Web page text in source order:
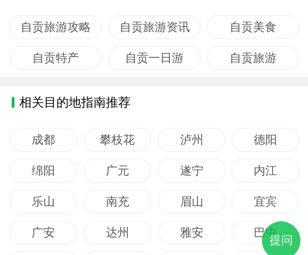
自贡旅游攻略 自贡旅游资讯 自贡美食
自贡特产 自贡一日游 自贡旅游
相关目的地指南推荐
成都 攀枝花 泸州 德阳
绵阳 广元 遂宁 内江
乐山 南充 眉山 宜宾
广安 达州 雅安 巴中
提问